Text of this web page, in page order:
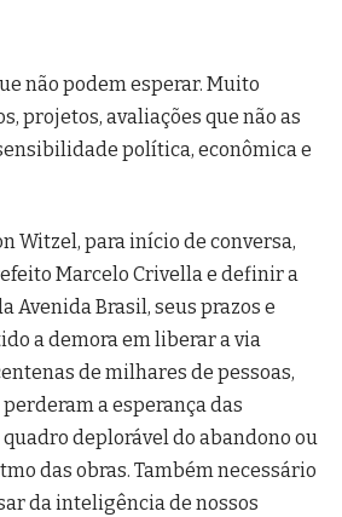
não podem esperar. Muito
projetos, avaliações que não as
política, econômica e
Witzel, para início de conversa,
Marcelo Crivella e definir a
Avenida Brasil, seus prazos e
a demora em liberar a via
de milhares de pessoas,
a esperança das
deplorável do abandono ou
das obras. Também necessário
da inteligência de nossos